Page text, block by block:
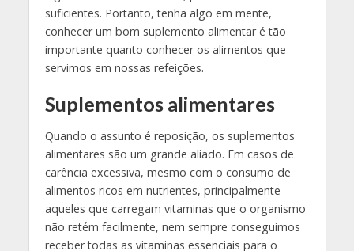
suficientes. Portanto, tenha algo em mente,
conhecer um bom suplemento alimentar é tão
importante quanto conhecer os alimentos que
servimos em nossas refeições.
Suplementos alimentares
Quando o assunto é reposição, os suplementos
alimentares são um grande aliado. Em casos de
carência excessiva, mesmo com o consumo de
alimentos ricos em nutrientes, principalmente
aqueles que carregam vitaminas que o organismo
não retém facilmente, nem sempre conseguimos
receber todas as vitaminas essenciais para o